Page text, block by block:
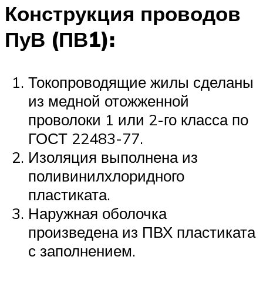
Конструкция проводов
ПуВ (ПВ1):
Токопроводящие жилы сделаны
из медной отожженной
проволоки 1 или 2-го класса по
ГОСТ 22483-77.
Изоляция выполнена из
поливинилхлоридного
пластиката.
Наружная оболочка
произведена из ПВХ пластиката
с заполнением.